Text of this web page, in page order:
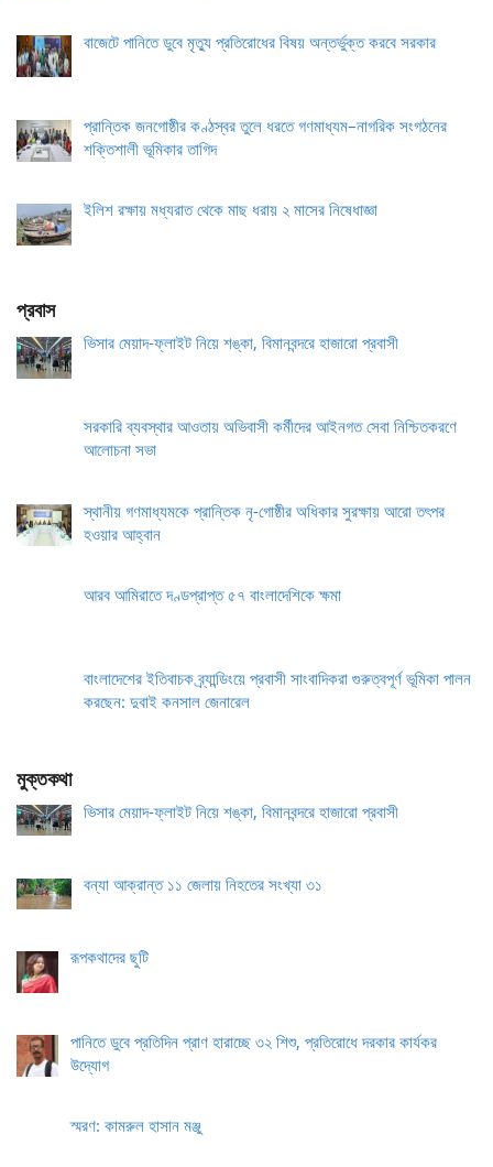
বাজেটে পানিতে ডুবে মৃত্যু প্রতিরোধের বিষয় অন্তর্ভুক্ত করবে সরকার
প্রান্তিক জনগোষ্ঠীর কণ্ঠস্বর তুলে ধরতে গণমাধ্যম–নাগরিক সংগঠনের
শক্তিশালী ভূমিকার তাগিদ
ইলিশ রক্ষায় মধ্যরাত থেকে মাছ ধরায় ২ মাসের নিষেধাজ্ঞা
প্রবাস
ভিসার মেয়াদ-ফ্লাইট নিয়ে শঙ্কা, বিমানবন্দরে হাজারো প্রবাসী
সরকারি ব্যবস্থার আওতায় অভিবাসী কর্মীদের আইনগত সেবা নিশ্চিতকরণে
আলোচনা সভা
স্থানীয় গণমাধ্যমকে প্রান্তিক নৃ-গোষ্ঠীর অধিকার সুরক্ষায় আরো তৎপর
হওয়ার আহ্বান
আরব আমিরাতে দণ্ডপ্রাপ্ত ৫৭ বাংলাদেশিকে ক্ষমা
বাংলাদেশের ইতিবাচক ব্র্যান্ডিংয়ে প্রবাসী সাংবাদিকরা গুরুত্বপূর্ণ ভূমিকা পালন
করছেন: দুবাই কনসাল জেনারেল
মুক্তকথা
ভিসার মেয়াদ-ফ্লাইট নিয়ে শঙ্কা, বিমানবন্দরে হাজারো প্রবাসী
বন্যা আক্রান্ত ১১ জেলায় নিহতের সংখ্যা ৩১
রূপকথাদের ছুটি
পানিতে ডুবে প্রতিদিন প্রাণ হারাচ্ছে ৩২ শিশু, প্রতিরোধে দরকার কার্যকর
উদ্যোগ
স্মরণ: কামরুল হাসান মঞ্জু